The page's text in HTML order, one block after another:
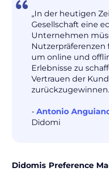
„In der heutigen
Gesellschaft eine
Unternehmen
Nutzerpräferenzen
um online und
Erlebnisse zu
Vertrauen der
- Antonio
Didomi
Didomis Preference